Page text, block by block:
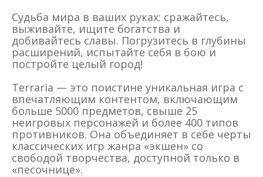
Судьба мира в ваших руках: сражайтесь,
выживайте, ищите богатства и
добивайтесь славы. Погрузитесь в глубины
расширений, испытайте себя в бою и
постройте целый город!
Terraria — это поистине уникальная игра с
впечатляющим контентом, включающим
больше 5000 предметов, свыше 25
неигровых персонажей и более 400 типов
противников. Она объединяет в себе черты
классических игр жанра «экшен» со
свободой творчества, доступной только в
«песочнице».